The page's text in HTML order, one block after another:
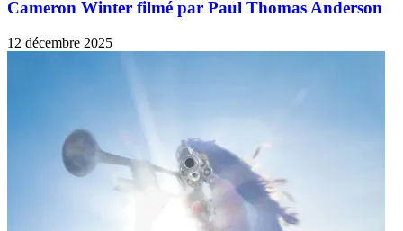
Cameron Winter filmé par Paul Thomas Anderson
12 décembre 2025